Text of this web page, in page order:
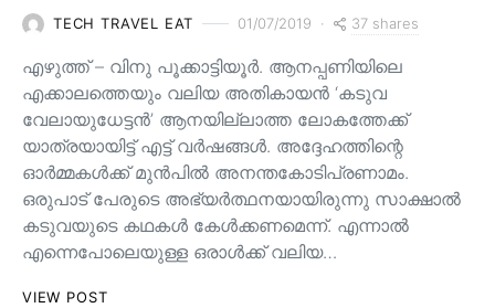
TECH TRAVEL EAT 01/07/2019 37 shares
എഴുത്ത് – വിനു പൂക്കാട്ടിയൂർ. ആനപ്പണിയിലെ
എക്കാലത്തെയും വലിയ അതികായൻ ‘കടുവ
വേലായുധേട്ടൻ’ ആനയില്ലാത്ത ലോകത്തേക്ക്
യാത്രയായിട്ട് എട്ട് വർഷങ്ങൾ. അദ്ദേഹത്തിന്റെ
ഓർമ്മകൾക്ക് മുൻപിൽ അനന്തകോടിപ്രണാമം.
ഒരുപാട് പേരുടെ അഭ്യർത്ഥനയായിരുന്നു സാക്ഷാൽ
കടുവയുടെ കഥകൾ കേൾക്കണമെന്ന്. എന്നാൽ
എന്നെപോലെയുള്ള ഒരാൾക്ക് വലിയ…
VIEW POST